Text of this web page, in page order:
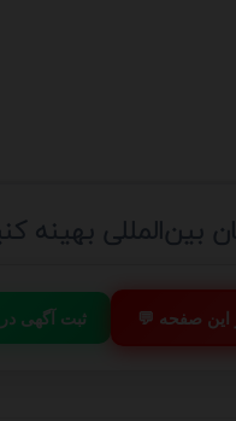
بین‌المللی بهینه
📢 ثبت آگهی این صفحه